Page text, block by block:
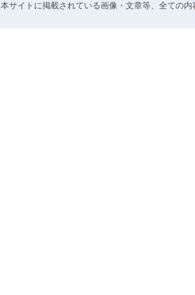
本サイトに掲載されている画像・文章等、全ての